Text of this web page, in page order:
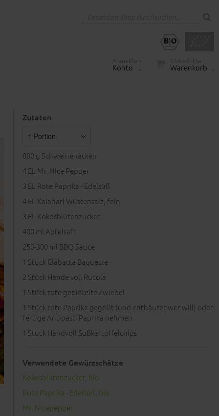
Konto Warenkorb
Zutaten
800 g Schweinenacken
4EL Mr. Nice Pepper
3 EL Rote Paprika - Edelsüß
4EL Kalahari Wüstensalz, fein
3 EL Kokosblütenzucker
400 ml Apfelsaft
250-300 ml BBQ Sauce
1 Stück Ciabatta Baguette
2 Stück Hände voll Rucola
1 Stück rote gepickelte Zwiebel
1 Stück rote Paprika gegrillt (und enthäutet wer will) oder
fertige Antipasti Paprika nehmen
1 Stück Handvoll Süßkartoffelchips
Verwendete Gewürzschätze
Kokosblütenzucker, bio
Rote Paprika - Edelsüß, bio
Mr. Nicepepper